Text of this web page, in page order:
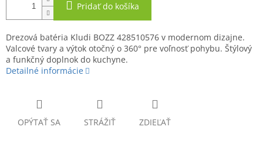
Pridať do košíka
Drezová batéria Kludi BOZZ 428510576 v modernom dizajne.
Valcové tvary a výtok otočný o 360° pre voľnosť pohybu. Štýlový
a funkčný doplnok do kuchyne.
Detailné informácie
OPÝTAŤ SA STRÁŽIŤ ZDIEĽAŤ